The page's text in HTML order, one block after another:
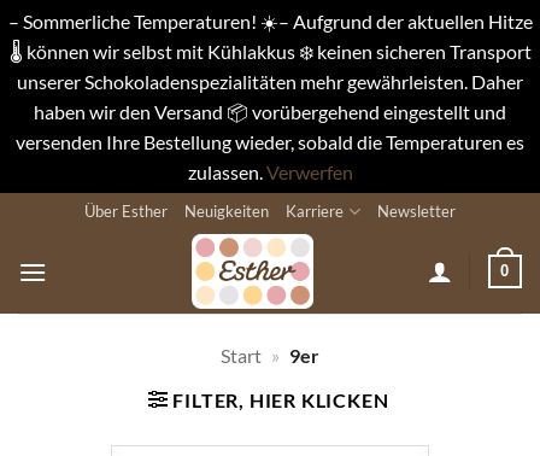
– Sommerliche Temperaturen! ☀️– Aufgrund der aktuellen Hitze
🌡️ können wir selbst mit Kühlakkus ❄️ keinen sicheren Transport
unserer Schokoladenspezialitäten mehr gewährleisten. Daher
haben wir den Versand 📦 vorübergehend eingestellt und
versenden Ihre Bestellung wieder, sobald die Temperaturen es
zulassen.Verwerfen
springen
Über Esther Neuigkeiten Karriere Newsletter
0
Start » 9er
FILTER, HIER KLICKEN